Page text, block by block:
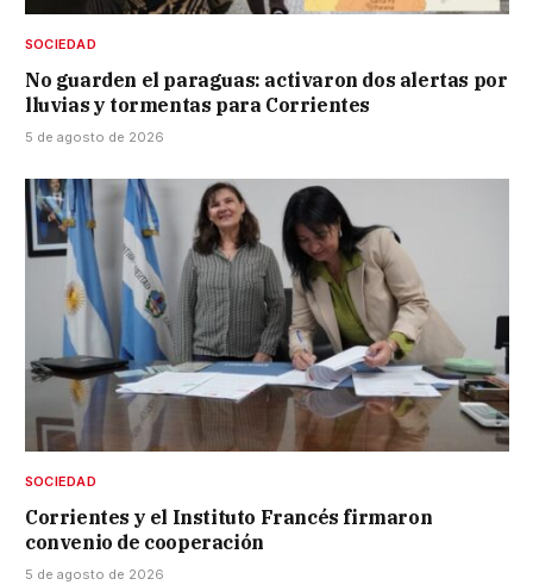
SOCIEDAD
No guarden el paraguas: activaron dos alertas por
lluvias y tormentas para Corrientes
5 de agosto de 2026
SOCIEDAD
Corrientes y el Instituto Francés firmaron
convenio de cooperación
5 de agosto de 2026